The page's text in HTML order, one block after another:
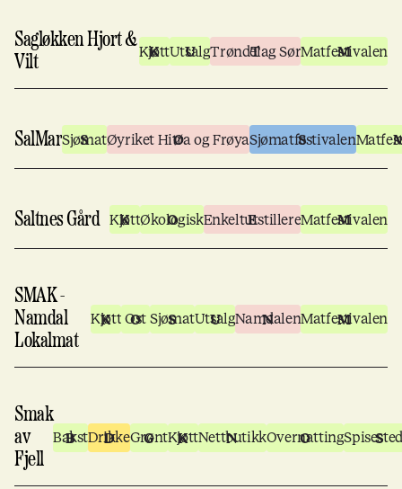
Sagløkken Hjort &
Vilt
KjøttUtsalgTrøndelag SørMatfestivalen
SalMarSjømatØyriket Hitra og FrøyaSjømatfestivalen
Saltnes Gård KjøttØkologiskEnkeltutstillereMatfestivalen
SMAK -
Namdal
Lokalmat
Kjøtt OstSjømatUtsalgNamdalenMatfestivalen
Smak
av
Fjell
BakstDrikkeGrøntKjøttNettbutikkOvernatting